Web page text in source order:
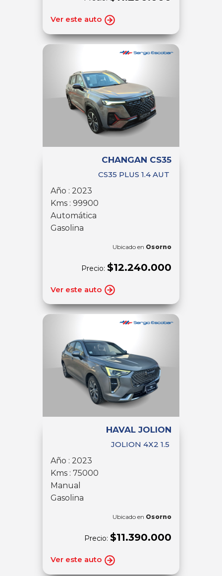
Ver este auto
CHANGAN CS35
CS35 PLUS 1.4 AUT
Año : 2023
Kms : 99900
Automática
Gasolina
Ubicado en Osorno
Precio: $12.240.000
Ver este auto
HAVAL JOLION
JOLION 4X2 1.5
Año : 2023
Kms : 75000
Manual
Gasolina
Ubicado en Osorno
Precio: $11.390.000
Ver este auto